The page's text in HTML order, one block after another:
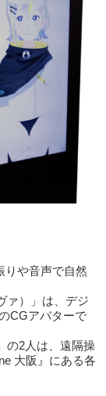
りや音声で自然
ァ）」は、デジ
CGアバターで
の2人は、遠隔操
大阪』にある各